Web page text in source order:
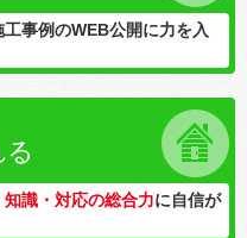
工事例のWEB公開に力を入
知識・対応の総合力に自信が